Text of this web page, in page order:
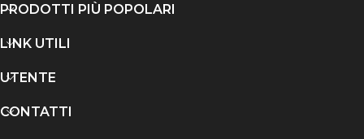
PRODOTTI PIÙ POPOLARI
LINK UTILI
UTENTE
CONTATTI